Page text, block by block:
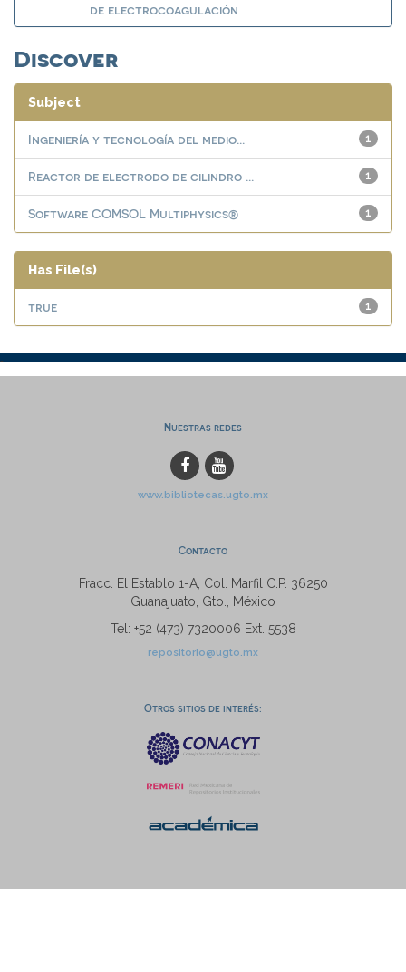
de electrocoagulación
Discover
Subject
1
Ingeniería y tecnología del medio...
1
Reactor de electrodo de cilindro ...
1
Software COMSOL Multiphysics®
Has File(s)
1
true
Nuestras redes
www.bibliotecas.ugto.mx
Contacto
Fracc. El Establo 1-A, Col. Marfil C.P. 36250
Guanajuato, Gto., México
Tel: +52 (473) 7320006 Ext. 5538
repositorio@ugto.mx
Otros sitios de interés: